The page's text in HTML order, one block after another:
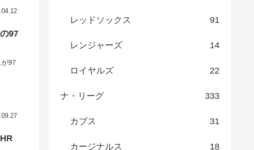
97
97
レッドソックス 91
レンジャーズ 14
ロイヤルズ 22
ナ・リーグ 333
カブス 31
カージナルス 18